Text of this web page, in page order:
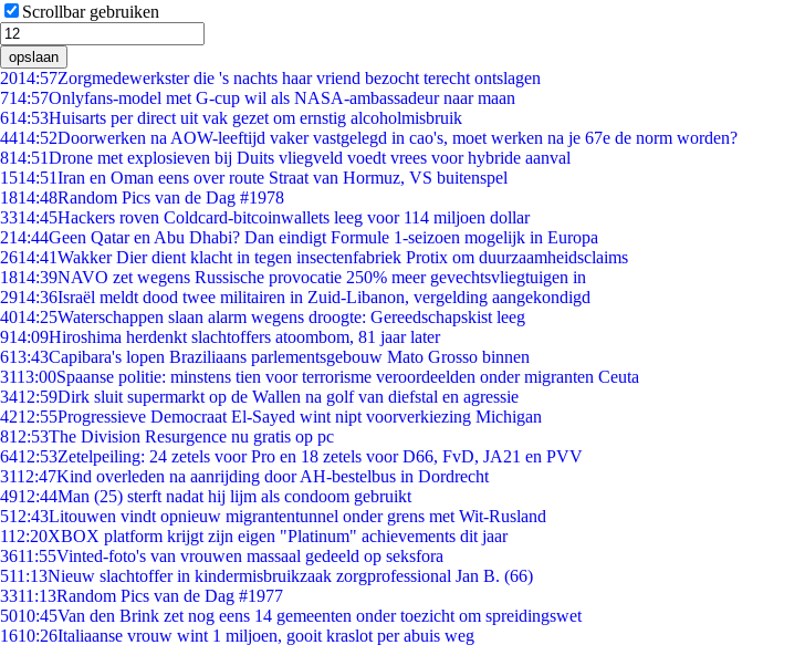
Scrollbar gebruiken
opslaan
2014:57Zorgmedewerkster die 's nachts haar vriend bezocht terecht ontslagen
714:57Onlyfans-model met G-cup wil als NASA-ambassadeur naar maan
614:53Huisarts per direct uit vak gezet om ernstig alcoholmisbruik
4414:52Doorwerken na AOW-leeftijd vaker vastgelegd in cao's, moet werken na je 67e de norm worden?
814:51Drone met explosieven bij Duits vliegveld voedt vrees voor hybride aanval
1514:51Iran en Oman eens over route Straat van Hormuz, VS buitenspel
1814:48Random Pics van de Dag #1978
3314:45Hackers roven Coldcard-bitcoinwallets leeg voor 114 miljoen dollar
214:44Geen Qatar en Abu Dhabi? Dan eindigt Formule 1-seizoen mogelijk in Europa
2614:41Wakker Dier dient klacht in tegen insectenfabriek Protix om duurzaamheidsclaims
1814:39NAVO zet wegens Russische provocatie 250% meer gevechtsvliegtuigen in
2914:36Israël meldt dood twee militairen in Zuid-Libanon, vergelding aangekondigd
4014:25Waterschappen slaan alarm wegens droogte: Gereedschapskist leeg
914:09Hiroshima herdenkt slachtoffers atoombom, 81 jaar later
613:43Capibara's lopen Braziliaans parlementsgebouw Mato Grosso binnen
3113:00Spaanse politie: minstens tien voor terrorisme veroordeelden onder migranten Ceuta
3412:59Dirk sluit supermarkt op de Wallen na golf van diefstal en agressie
4212:55Progressieve Democraat El-Sayed wint nipt voorverkiezing Michigan
812:53The Division Resurgence nu gratis op pc
6412:53Zetelpeiling: 24 zetels voor Pro en 18 zetels voor D66, FvD, JA21 en PVV
3112:47Kind overleden na aanrijding door AH-bestelbus in Dordrecht
4912:44Man (25) sterft nadat hij lijm als condoom gebruikt
512:43Litouwen vindt opnieuw migrantentunnel onder grens met Wit-Rusland
112:20XBOX platform krijgt zijn eigen "Platinum" achievements dit jaar
3611:55Vinted-foto's van vrouwen massaal gedeeld op seksfora
511:13Nieuw slachtoffer in kindermisbruikzaak zorgprofessional Jan B. (66)
3311:13Random Pics van de Dag #1977
5010:45Van den Brink zet nog eens 14 gemeenten onder toezicht om spreidingswet
1610:26Italiaanse vrouw wint 1 miljoen, gooit kraslot per abuis weg